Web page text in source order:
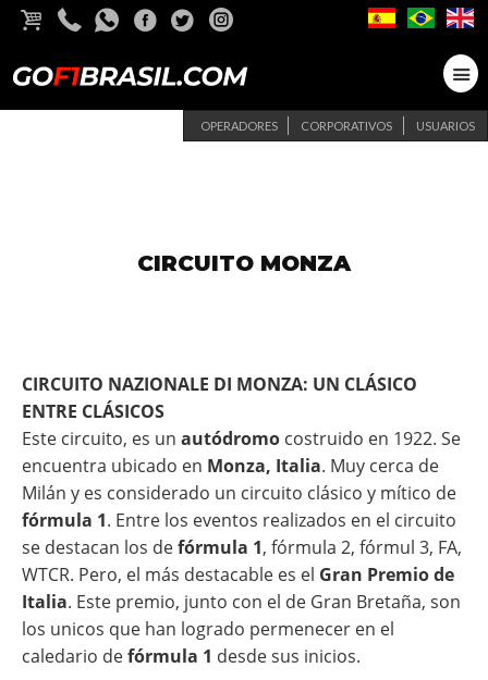
OPERADORES CORPORATIVOS USUARIOS
CIRCUITO MONZA
CIRCUITO NAZIONALE DI MONZA: UN CLÁSICO
ENTRE CLÁSICOS
Este circuito, es un autódromo costruido en 1922. Se
encuentra ubicado en Monza, Italia. Muy cerca de
Milán y es considerado un circuito clásico y mítico de
fórmula 1. Entre los eventos realizados en el circuito
se destacan los defórmula 1, fórmula 2, fórmul 3, FA,
WTCR. Pero, el más destacable es el Gran Premio de
Italia. Este premio, junto con el de Gran Bretaña, son
los unicos que han logrado permenecer en el
caledario defórmula 1 desde sus inicios.